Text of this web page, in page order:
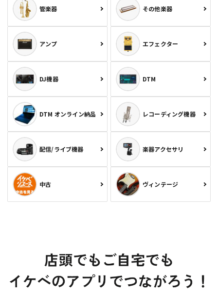
管楽器 その他楽器
アンプ エフェクター
DJ機器 DTM
DTM オンライン納品 レコーディング機器
配信/ライブ機器 楽器アクセサリ
中古 ヴィンテージ